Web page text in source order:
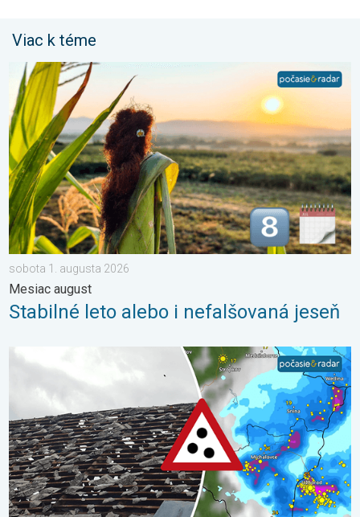
Viac k téme
Stabilné leto alebo i nefalšovaná jeseň. Mesiac august. . .
sobota 1. augusta 2026
Mesiac august
Stabilné leto alebo i nefalšovaná jeseň
Zemplín pustošilo 7 cm veľké krupobitie. Veľké škody. . .